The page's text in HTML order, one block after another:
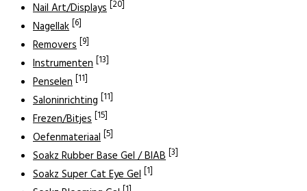
Nail Art/Displays [20]
Nagellak [6]
Removers [9]
Instrumenten [13]
Penselen [11]
Saloninrichting [11]
Frezen/Bitjes [15]
Oefenmateriaal [5]
Soakz Rubber Base Gel / BIAB [3]
Soakz Super Cat Eye Gel [1]